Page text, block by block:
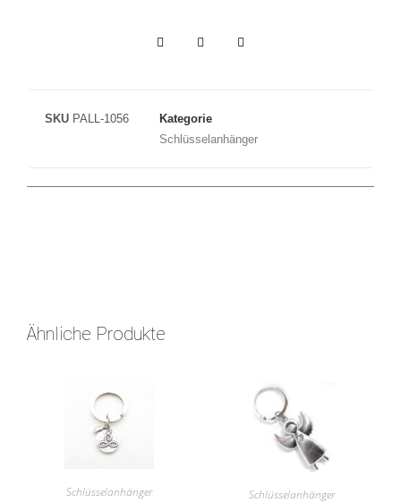
SKU PALL-1056
Kategorie
Schlüsselanhänger
Ähnliche Produkte
Schlüsselanhänger Schlüsselanhänger